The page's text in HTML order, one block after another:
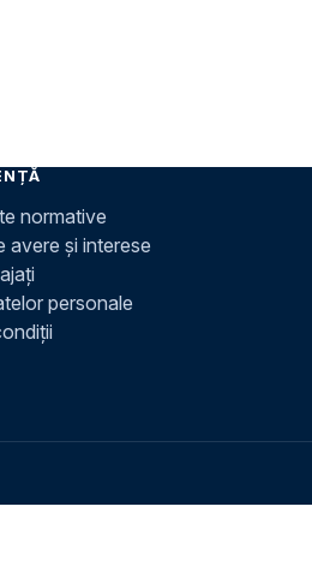
normative
avere și interese
personale